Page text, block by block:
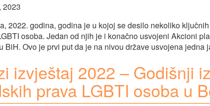
2023
2022. godina, godina je u kojoj se desilo nekoliko
osoba. Jedan od njih je i konačno usvojeni Akcioni
BiH. Ovo je prvi put da je na nivou države usvojena
izvještaj 2022 – Godišnji
prava LGBTI osoba u